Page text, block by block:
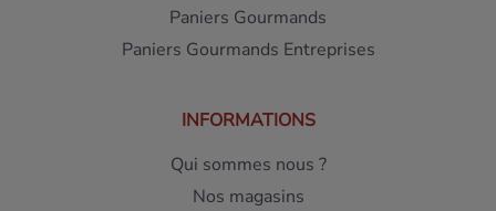
Paniers Gourmands
Paniers Gourmands Entreprises
INFORMATIONS
Qui sommes nous ?
Nos magasins